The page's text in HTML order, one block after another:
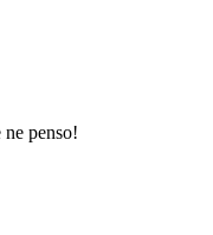
penso!